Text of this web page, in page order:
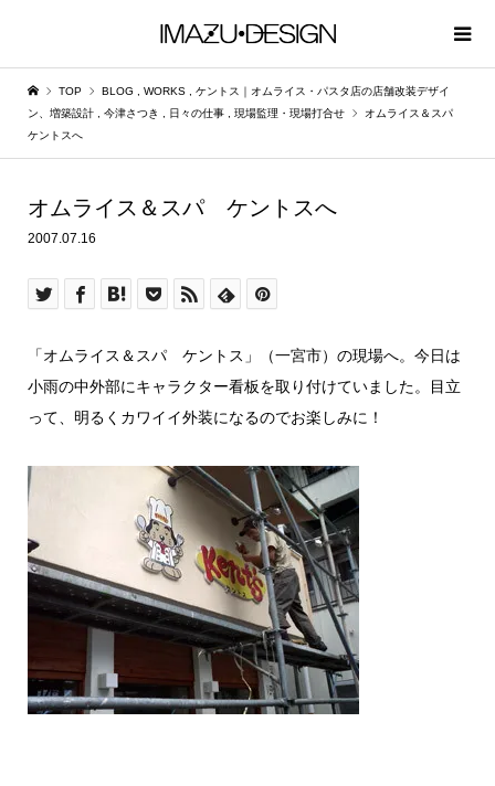
TOP BLOG WORKS
ケントス｜オムライス・パスタ店の店舗改装デザイ
ン、増築設計
今津さつき 日々の仕事 現場監理・現場打合せ
オムライス＆スパ
ケントスへ
オムライス＆スパ ケントスへ
2007.07.16
「オムライス＆スパ ケントス」（一宮市）の現場へ。今日は
小雨の中外部にキャラクター看板を取り付けていました。目立
って、明るくカワイイ外装になるのでお楽しみに！